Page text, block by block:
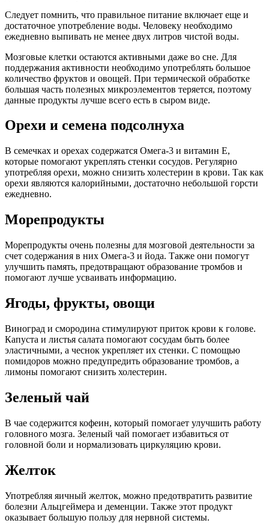
Следует помнить, что правильное питание включает еще и
достаточное употребление воды. Человеку необходимо
ежедневно выпивать не менее двух литров чистой воды.
Мозговые клетки остаются активными даже во сне. Для
поддержания активности необходимо употреблять большое
количество фруктов и овощей. При термической обработке
большая часть полезных микроэлементов теряется, поэтому
данные продукты лучше всего есть в сыром виде.
Орехи и семена подсолнуха
В семечках и орехах содержатся Омега-3 и витамин Е,
которые помогают укреплять стенки сосудов. Регулярно
употребляя орехи, можно снизить холестерин в крови. Так как
орехи являются калорийными, достаточно небольшой горсти
ежедневно.
Морепродукты
Морепродукты очень полезны для мозговой деятельности за
счет содержания в них Омега-3 и йода. Также они помогут
улучшить память, предотвращают образование тромбов и
помогают лучше усваивать информацию.
Ягоды, фрукты, овощи
Виноград и смородина стимулируют приток крови к голове.
Капуста и листья салата помогают сосудам быть более
эластичными, а чеснок укрепляет их стенки. С помощью
помидоров можно предупредить образование тромбов, а
лимоны помогают снизить холестерин.
Зеленый чай
В чае содержится кофеин, который помогает улучшить работу
головного мозга. Зеленый чай помогает избавиться от
головной боли и нормализовать циркуляцию крови.
Желток
Употребляя яичный желток, можно предотвратить развитие
болезни Альцгеймера и деменции. Также этот продукт
оказывает большую пользу для нервной системы.